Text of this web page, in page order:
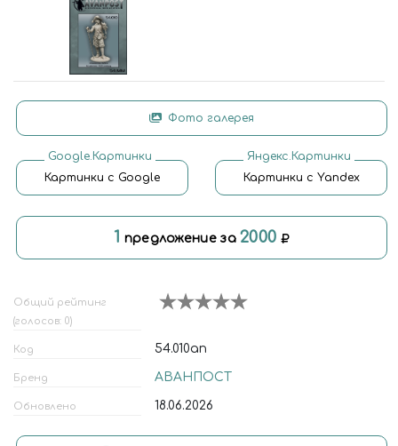
Фото галерея
Google.Картинки
Картинки с Google
Яндекс.Картинки
Картинки с Yandex
1 предложение за 2000
Общий рейтинг
(голосов: 0)
Код 54.010ап
Бренд АВАНПОСТ
Обновлено 18.06.2026